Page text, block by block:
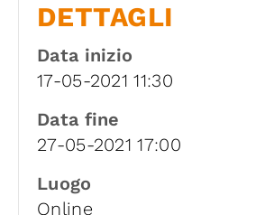
DETTAGLI
Data inizio
17-05-2021 11:30
Data fine
27-05-2021 17:00
Luogo
Online